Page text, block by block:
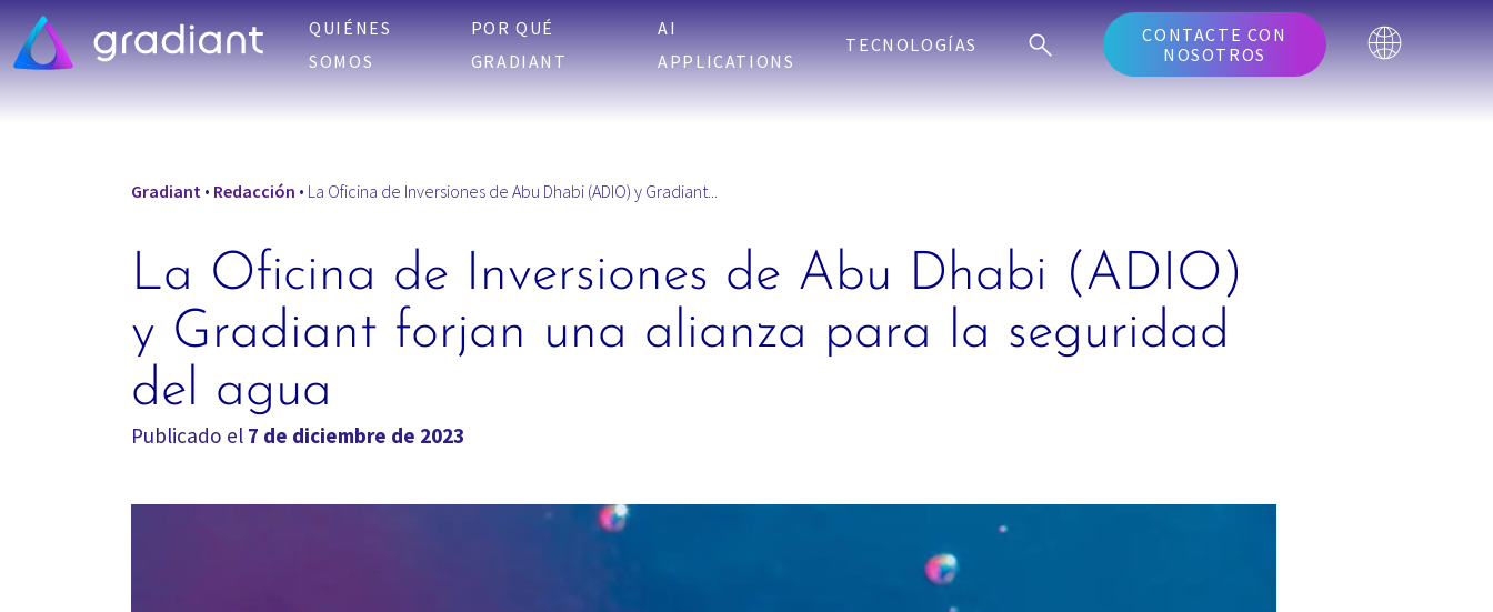
QUIÉNES
SOMOS
POR QUÉ
GRADIANT
AI
APPLICATIONS
TECNOLOGÍAS
CONTACTE CON
NOSOTROS
Gradiant • Redacción • La Oficina de Inversiones de Abu Dhabi (ADIO) y Gradiant...
La Oficina de Inversiones de Abu Dhabi (ADIO)
y Gradiant forjan una alianza para la seguridad
del agua
Publicado el 7 de diciembre de 2023